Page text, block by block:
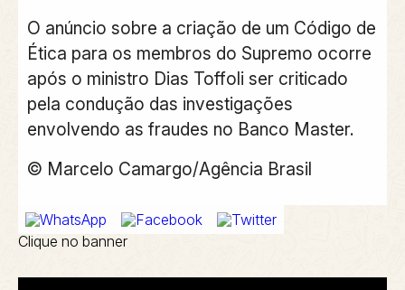
O anúncio sobre a criação de um Código de
Ética para os membros do Supremo ocorre
após o ministro Dias Toffoli ser criticado
pela condução das investigações
envolvendo as fraudes no Banco Master.
© Marcelo Camargo/Agência Brasil
Clique no banner